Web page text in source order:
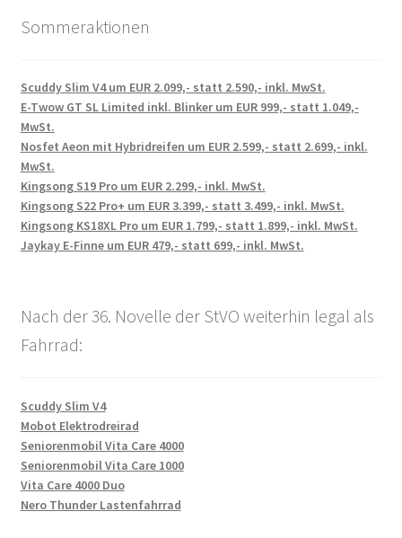
Sommeraktionen
Scuddy Slim V4 um EUR 2.099,- statt 2.590,- inkl. MwSt.
E-Twow GT SL Limited inkl. Blinker um EUR 999,- statt 1.049,-
MwSt.
Nosfet Aeon mit Hybridreifen um EUR 2.599,- statt 2.699,- inkl.
MwSt.
Kingsong S19 Pro um EUR 2.299,- inkl. MwSt.
Kingsong S22 Pro+ um EUR 3.399,- statt 3.499,- inkl. MwSt.
Kingsong KS18XL Pro um EUR 1.799,- statt 1.899,- inkl. MwSt.
Jaykay E-Finne um EUR 479,- statt 699,- inkl. MwSt.
Nach der 36. Novelle der StVO weiterhin legal als
Fahrrad:
Scuddy Slim V4
Mobot Elektrodreirad
Seniorenmobil Vita Care 4000
Seniorenmobil Vita Care 1000
Vita Care 4000 Duo
Nero Thunder Lastenfahrrad